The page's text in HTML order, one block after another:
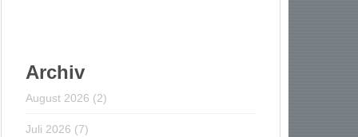
Archiv
August 2026 (2)
Juli 2026 (7)